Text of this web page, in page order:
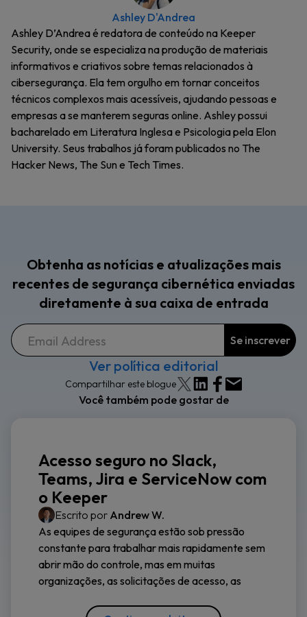
Ashley D'Andrea
Ashley D’Andrea é redatora de conteúdo na Keeper
Security, onde se especializa na produção de materiais
informativos e criativos sobre temas relacionados à
cibersegurança. Ela tem orgulho em tornar conceitos
técnicos complexos mais acessíveis, ajudando pessoas e
empresas a se manterem seguras online. Ashley possui
bacharelado em Literatura Inglesa e Psicologia pela Elon
University. Seus trabalhos já foram publicados no The
Hacker News, The Sun e Tech Times.
Obtenha as notícias e atualizações mais
recentes de segurança cibernética enviadas
diretamente à sua caixa de entrada
Ver política editorial
Compartilhar este blogue
Você também pode gostar de
Acesso seguro no Slack,
Teams, Jira e ServiceNow com
o Keeper
Escrito por Andrew W.
As equipes de segurança estão sob pressão
constante para trabalhar mais rapidamente sem
abrir mão do controle, mas em muitas
organizações, as solicitações de acesso, as